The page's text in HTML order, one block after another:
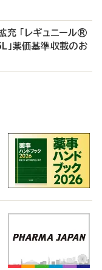
充 「レギュニール®
薬価基準収載のお